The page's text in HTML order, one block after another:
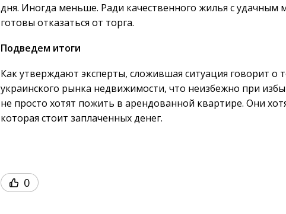
дня. Иногда меньше. Ради качественного жилья с удачным
готовы отказаться от торга.
Подведем итоги
Как утверждают эксперты, сложившая ситуация говорит о
украинского рынка недвижимости, что неизбежно при
не просто хотят пожить в арендованной квартире. Они
которая стоит заплаченных денег.
0